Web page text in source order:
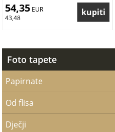
54,35 EUR
43,48
Foto tapete
Papirnate
Od flisa
Dječji